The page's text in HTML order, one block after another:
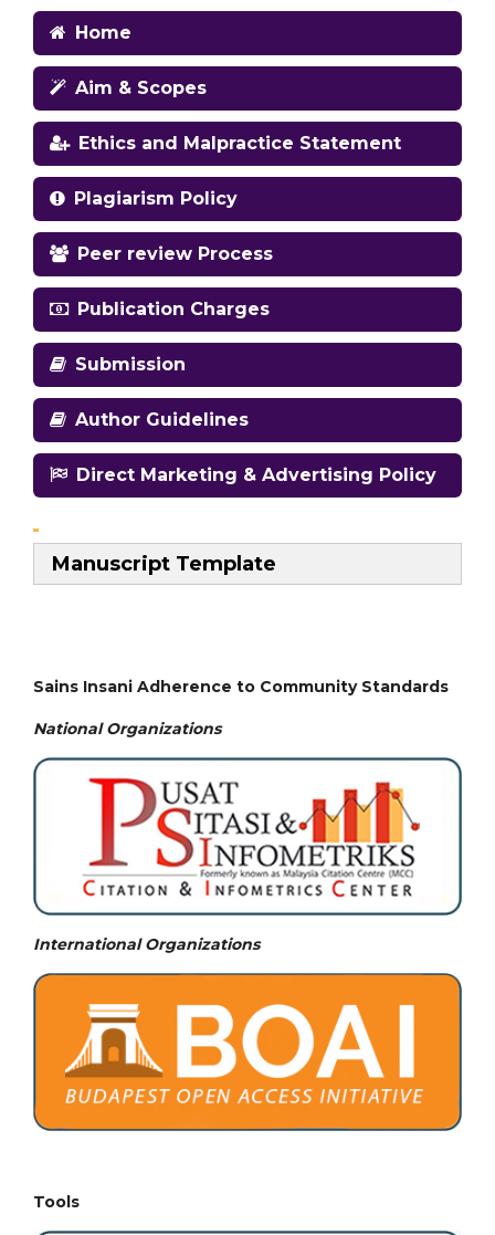
Home
Aim & Scopes
Ethics and Malpractice Statement
Plagiarism Policy
Peer review Process
Publication Charges
Submission
Author Guidelines
Direct Marketing & Advertising Policy
Manuscript Template
Sains Insani Adherence to Community Standards
National Organizations
International Organizations
Tools